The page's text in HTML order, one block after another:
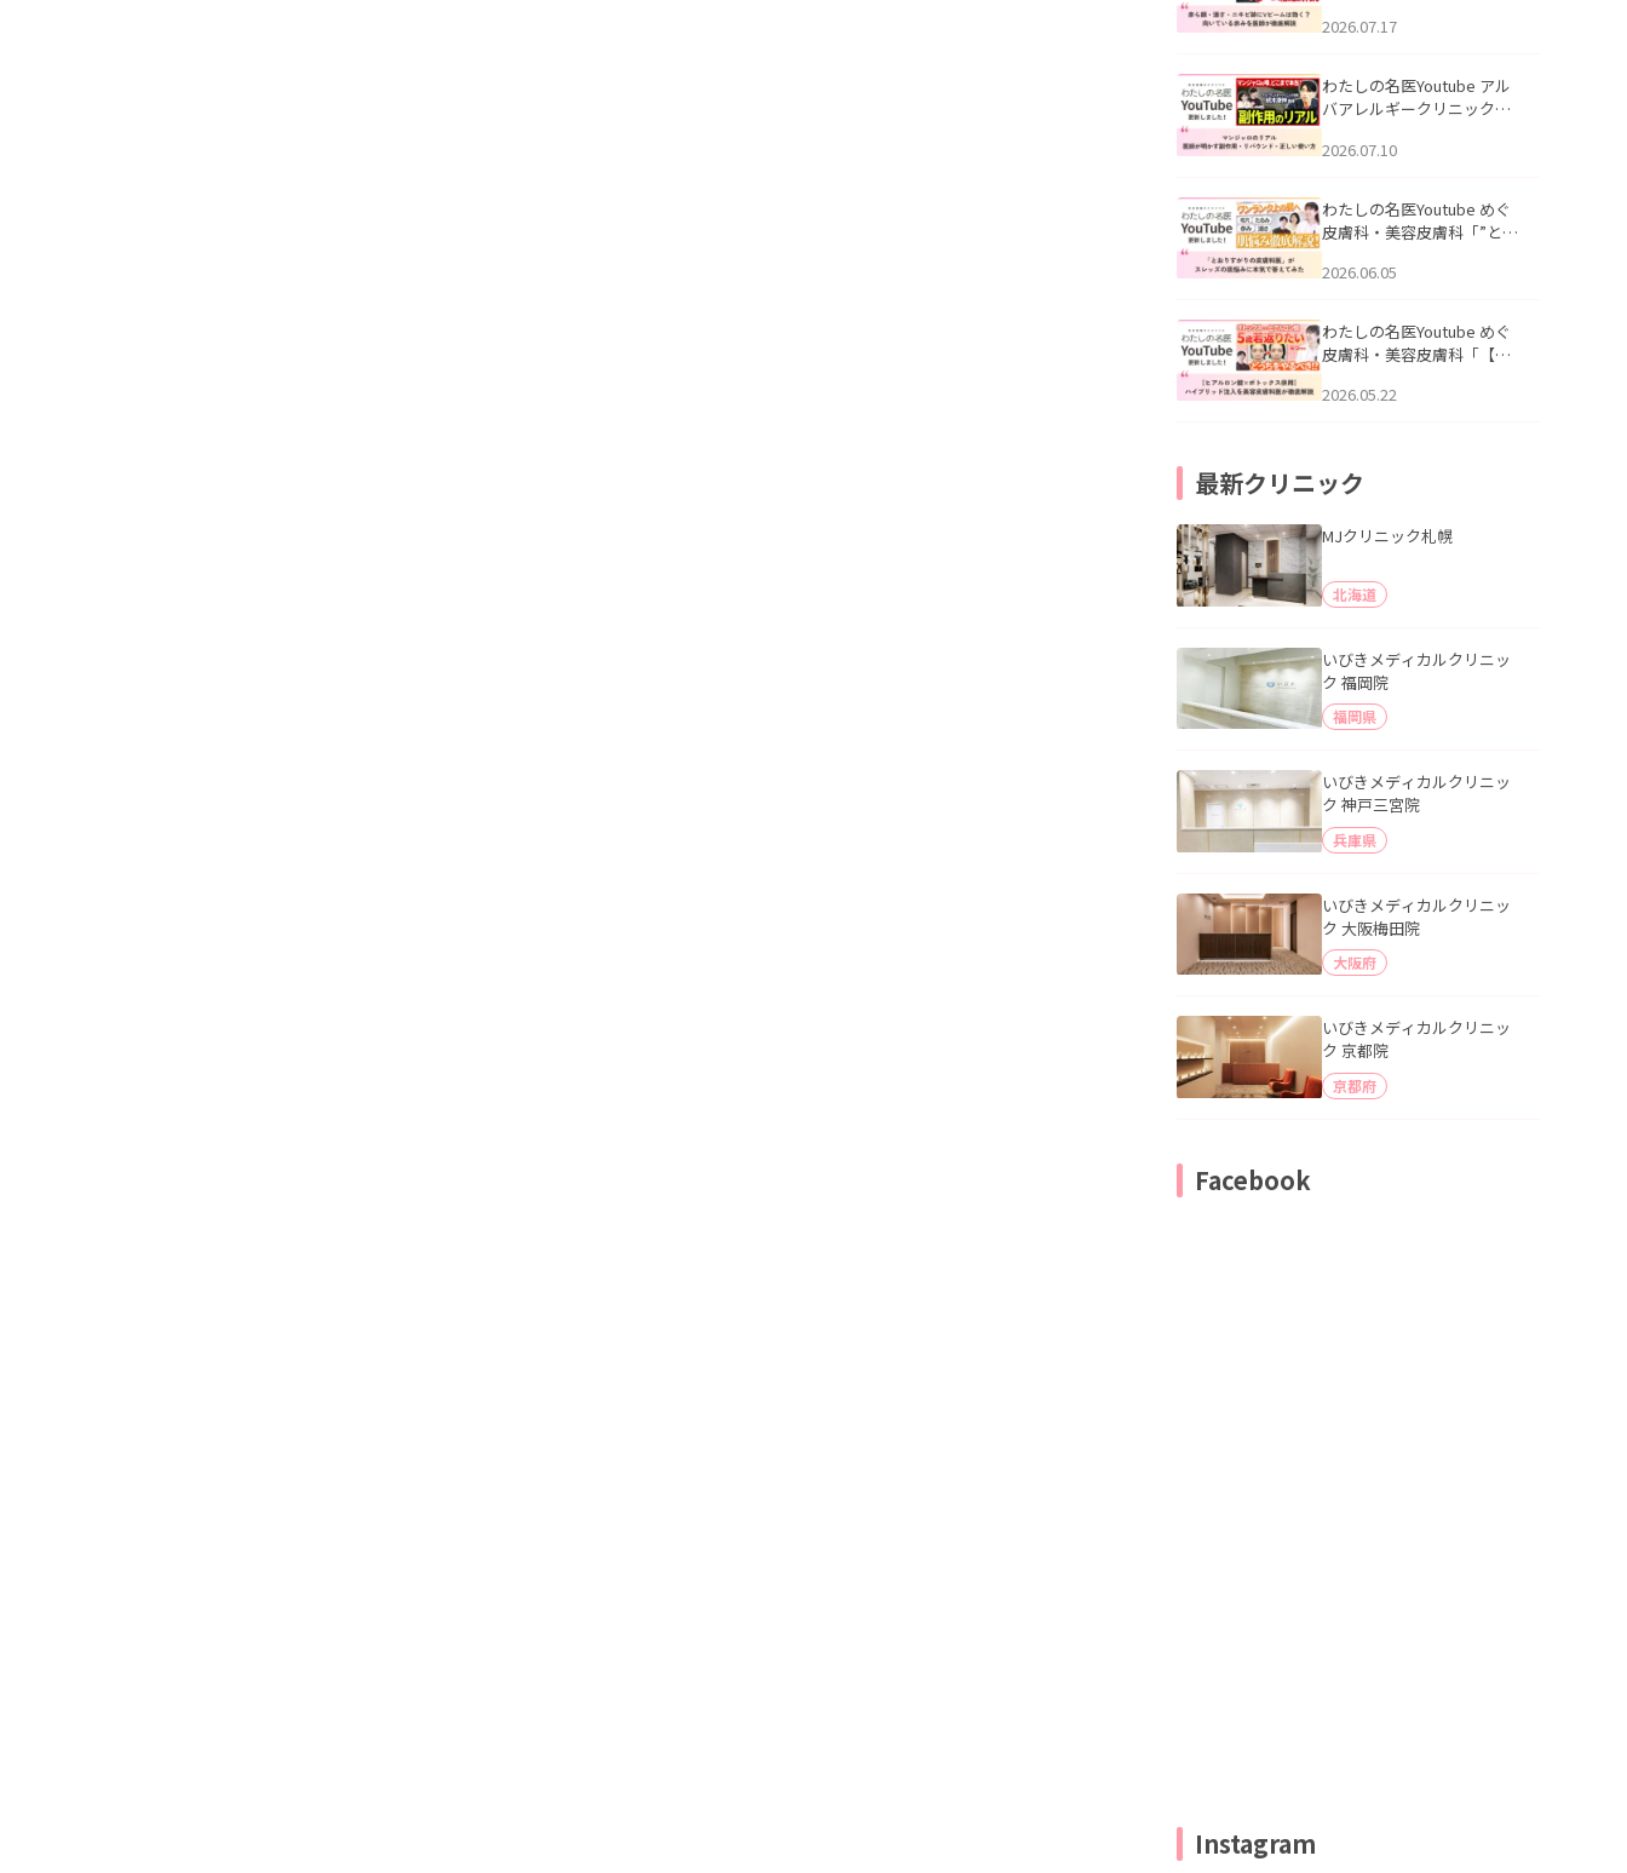
跡にVビームは効く？向いて
説」を公開いたしました。
2026.07.17
わたしの名医Youtube アル
バアレルギークリニック札
医師が明かす副作用・リバ
公開いたしました。
2026.07.10
わたしの名医Youtube めぐ
皮膚科・美容皮膚科「”とお
ッズの肌悩みに本気で答え
た。
2026.06.05
わたしの名医Youtube めぐ
皮膚科・美容皮膚科「【ヒ
用】ハイブリッド注入を美
2026.05.22
最新クリニック
MJクリニック札幌
北海道
いびきメディカルクリニッ
ク 福岡院
福岡県
いびきメディカルクリニッ
ク 神戸三宮院
兵庫県
いびきメディカルクリニッ
ク 大阪梅田院
大阪府
いびきメディカルクリニッ
ク 京都院
京都府
Facebook
Instagram